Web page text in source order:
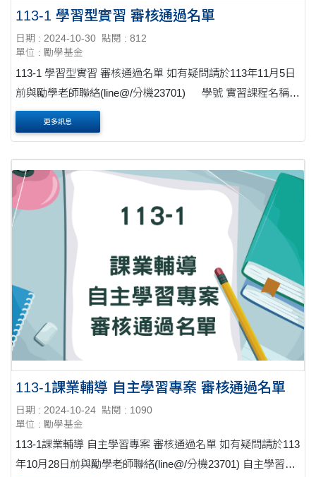
113-1 學習型實習 審核通過名單
日期 : 2024-10-30 點閱 : 812
單位 : 勵學基金
113-1 學習型實習 審核通過名單 如有疑問請於113年11月5日
前與勵學老師聯絡(line@/分機23701) 學號 實習課程名稱
申請項目 1 ....
更多訊息
113-1課業輔導 自主學習專案 審核通過名單
日期 : 2024-10-24 點閱 : 1090
單位 : 勵學基金
113-1課業輔導 自主學習專案 審核通過名單 如有疑問請於113
年10月28日前與勵學老師聯絡(line@/分機23701) 自主學習期